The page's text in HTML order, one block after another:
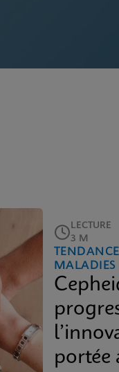
LECTURE
3 M
MALADIES
portée